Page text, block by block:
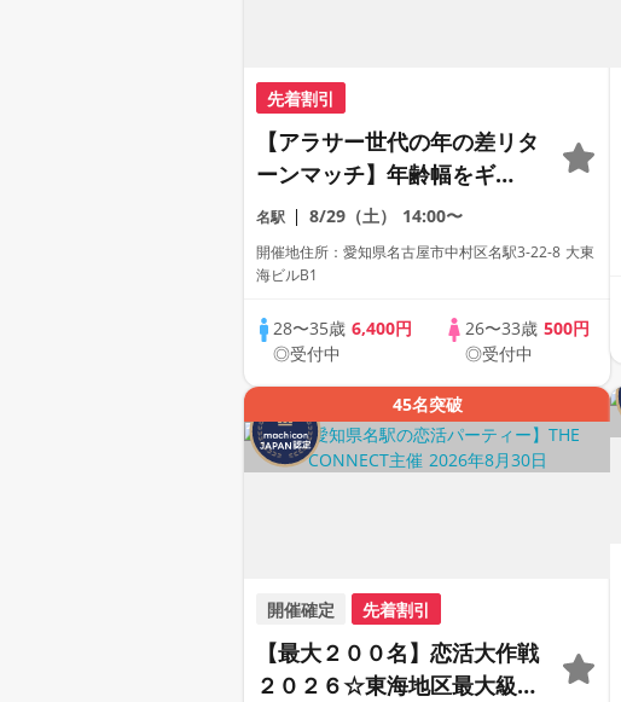
先着割引
【アラサー世代の年の差リタ
ーンマッチ】年齢幅をギ
ュ〜〜ッと絞ったアラサー限
定の恋活【１人参加も多数】
【飲み放題付き】【駅近】
名駅 8/29（土） 14:00〜
開催地住所：愛知県名古屋市中村区名駅3-22-8 大東
海ビルB1
28〜35歳6,400円
◎受付中
26〜33歳 500円
◎受付中
45名突破
開催確定 先着割引
【最大２００名】恋活大作戦
２０２６☆東海地区最大級の